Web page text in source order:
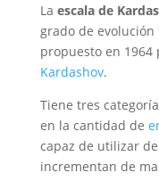
La escala de
grado de evolución
propuesto en 1964
Kardashov.
Tiene tres
en la cantidad de
capaz de utilizar
incrementan de